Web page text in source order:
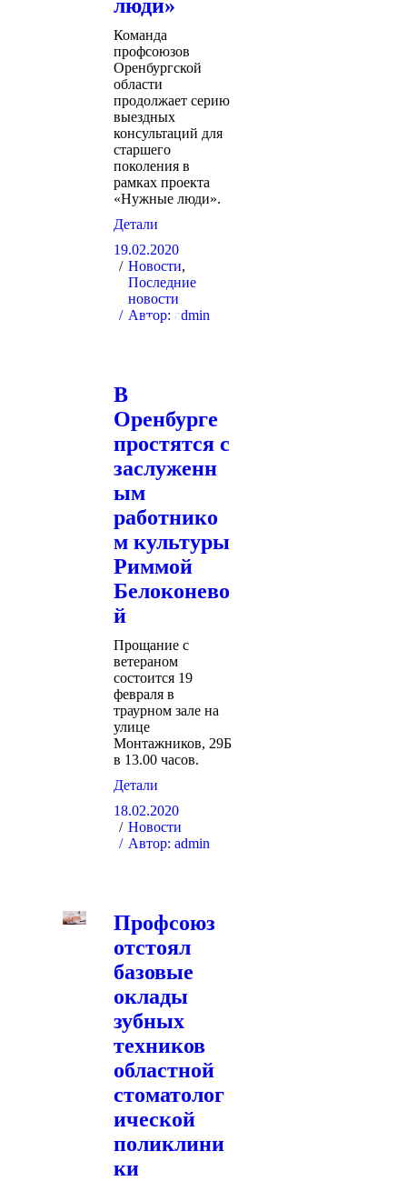
люди»
Команда
профсоюзов
Оренбургской
области
продолжает серию
выездных
консультаций для
старшего
поколения в
рамках проекта
«Нужные люди».
Детали
19.02.2020
Новости,
Последние
новости
Автор:admin
В
Оренбурге
простятся с
заслуженн
ым
работнико
м культуры
Риммой
Белоконево
й
Прощание с
ветераном
состоится 19
февраля в
траурном зале на
улице
Монтажников, 29Б
в 13.00 часов.
Детали
18.02.2020
Новости
Автор:admin
Профсоюз
отстоял
базовые
оклады
зубных
техников
областной
стоматолог
ической
поликлини
ки